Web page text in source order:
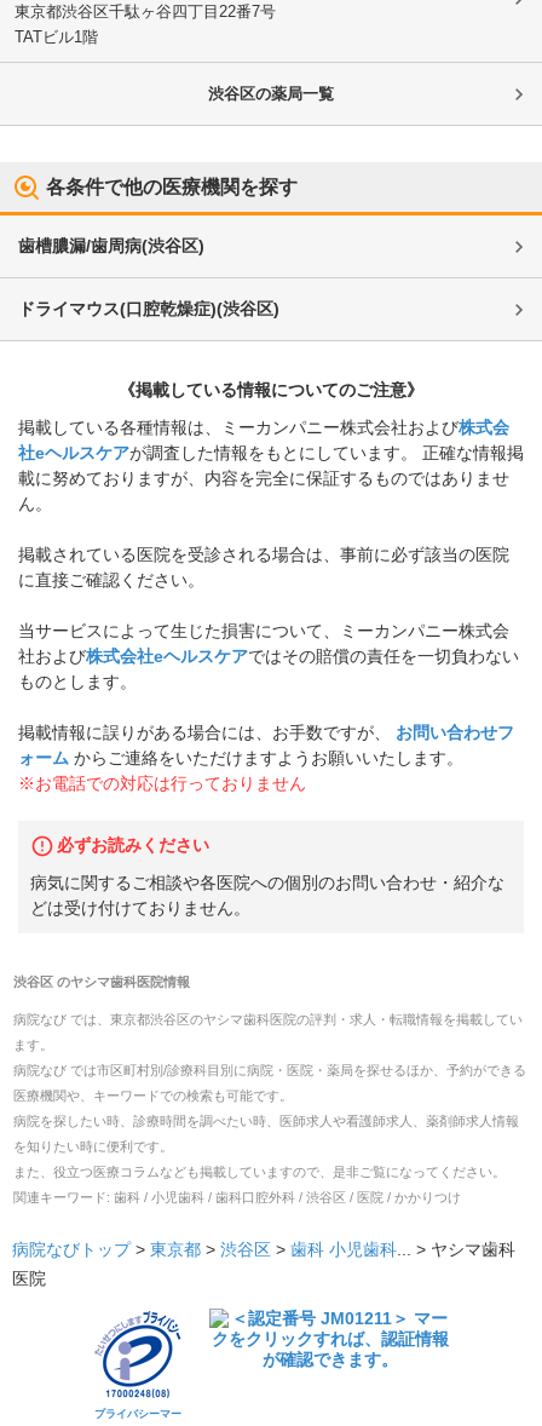
東京都渋谷区千駄ヶ谷四丁目22番7号
TATビル1階
渋谷区の薬局一覧
各条件で他の医療機関を探す
歯槽膿漏/歯周病(渋谷区)
ドライマウス(口腔乾燥症)(渋谷区)
《掲載している情報についてのご注意》
掲載している各種情報は、ミーカンパニー株式会社および株式会
社eヘルスケアが調査した情報をもとにしています。 正確な情報掲
載に努めておりますが、内容を完全に保証するものではありませ
ん。
掲載されている医院を受診される場合は、事前に必ず該当の医院
に直接ご確認ください。
当サービスによって生じた損害について、ミーカンパニー株式会
社および株式会社eヘルスケアではその賠償の責任を一切負わない
ものとします。
掲載情報に誤りがある場合には、お手数ですが、
お問い合わせフ
ォーム からご連絡をいただけますようお願いいたします。
※お電話での対応は行っておりません
必ずお読みください
病気に関するご相談や各医院への個別のお問い合わせ・紹介な
どは受け付けておりません。
渋谷区のヤシマ歯科医院情報
病院なび では、 東京都渋谷区のヤシマ歯科医院の評判・求人・転職情報を掲載してい
ます。
病院なび では市区町村別/診療科目別に病院・医院・薬局を探せるほか、予約ができる
医療機関や、キーワードでの検索も可能です。
病院を探したい時、診療時間を調べたい時、医師求人や看護師求人、薬剤師求人情報
を知りたい時に便利です。
また、役立つ医療コラムなども掲載していますので、是非ご覧になってください。
関連キーワード: 歯科 / 小児歯科 / 歯科口腔外科 / 渋谷区 / 医院 / かかりつけ
病院なびトップ > 東京都 > 渋谷区 > 歯科 小児歯科... > ヤシマ歯科
医院
プライバシーマー